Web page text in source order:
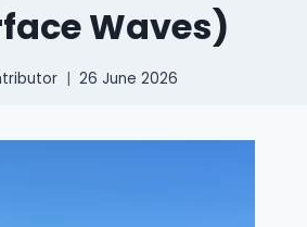
Waves)
26 June 2026